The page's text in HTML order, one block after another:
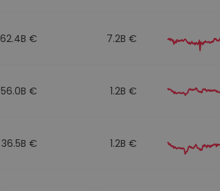
62.4B € 7.2B €
56.0B € 1.2B €
36.5B € 1.2B €